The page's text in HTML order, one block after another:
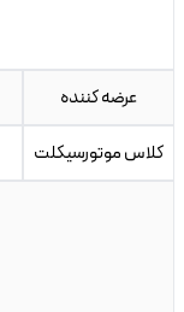
عرضه کننده
کلاس موتورسیکلت